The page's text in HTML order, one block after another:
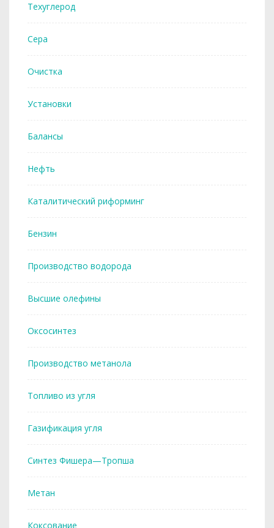
Техуглерод
Сера
Очистка
Установки
Балансы
Нефть
Каталитический риформинг
Бензин
Производство водорода
Высшие олефины
Оксосинтез
Производство метанола
Топливо из угля
Газификация угля
Синтез Фишера—Тропша
Метан
Коксование